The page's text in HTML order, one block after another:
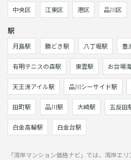
中央区 江東区 港区 品川区
駅
月島駅 勝どき駅 八丁堀駅 豊
有明テニスの森駅 東雲駅 お台場
天王洲アイル駅 品川シーサイド駅
田町駅 品川駅 大崎駅 五反田
白金高輪駅 白金台駅
「湾岸マンション価格ナビ」では、湾岸エ